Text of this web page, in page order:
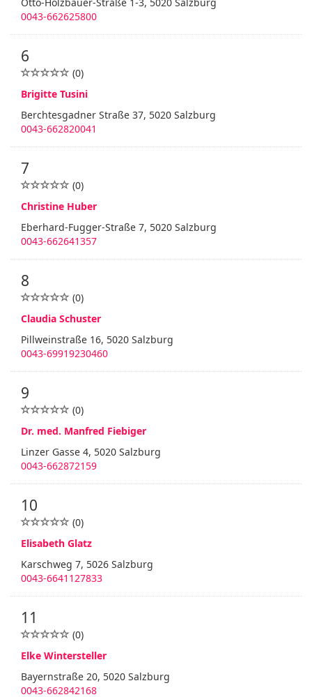
0043-662625800
6
(0)
Brigitte Tusini
Berchtesgadner Straße 37, 5020 Salzburg
0043-662820041
7
(0)
Christine Huber
Eberhard-Fugger-Straße 7, 5020 Salzburg
0043-662641357
8
(0)
Claudia Schuster
Pillweinstraße 16, 5020 Salzburg
0043-69919230460
9
(0)
Dr. med. Manfred Fiebiger
Linzer Gasse 4, 5020 Salzburg
0043-662872159
10
(0)
Elisabeth Glatz
Karschweg 7, 5026 Salzburg
0043-6641127833
11
(0)
Elke Wintersteller
Bayernstraße 20, 5020 Salzburg
0043-662842168